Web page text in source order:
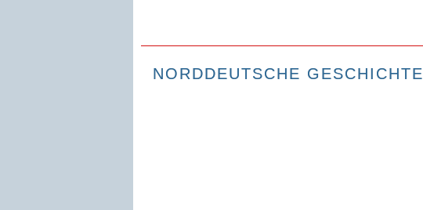
NORDDEUTSCHE GESCHICHTE